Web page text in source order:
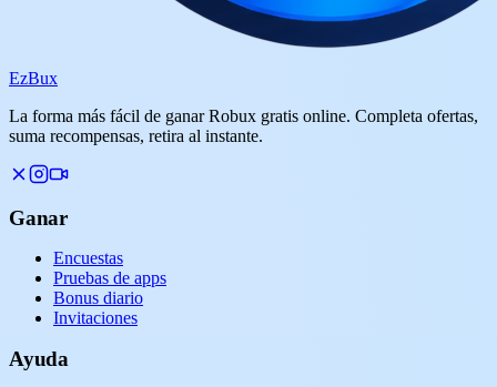
EzBux
La forma más fácil de ganar Robux gratis online. Completa ofertas,
suma recompensas, retira al instante.
Ganar
Encuestas
Pruebas de apps
Bonus diario
Invitaciones
Ayuda